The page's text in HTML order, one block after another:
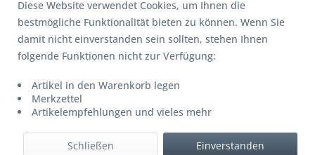
UVP: 39,99 € *
Menge
Stückpreis
Grundpreis
bis9 27,90 € * 27,90 € * / 1 Stück
Diese Website verwendet Cookies, um Ihnen die
bestmögliche Funktionalität bieten zu können. Wenn Sie
damit nicht einverstanden sein sollten, stehen Ihnen
folgende Funktionen nicht zur Verfügung:
Artikel in den Warenkorb legen
Merkzettel
Artikelempfehlungen und vieles mehr
Einverstanden
Schließen